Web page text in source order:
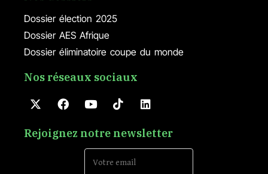
Dossier élection 2025
Dossier AES Afrique
Dossier éliminatoire coupe du monde
Nos réseaux sociaux
Rejoignez notre newsletter